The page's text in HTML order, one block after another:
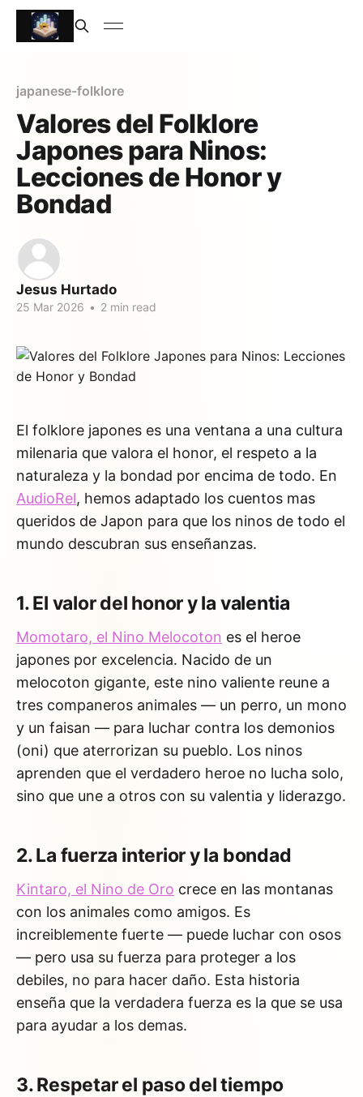
japanese-folklore
Valores del Folklore
Japones para Ninos:
Lecciones de Honor y
Bondad
Jesus Hurtado
25 Mar 2026 • 2 min read
El folklore japones es una ventana a una cultura
milenaria que valora el honor, el respeto a la
naturaleza y la bondad por encima de todo. En
AudioRel, hemos adaptado los cuentos mas
queridos de Japon para que los ninos de todo el
mundo descubran sus enseñanzas.
1. El valor del honor y la valentia
Momotaro, el Nino Melocoton es el heroe
japones por excelencia. Nacido de un
melocoton gigante, este nino valiente reune a
tres companeros animales — un perro, un mono
y un faisan — para luchar contra los demonios
(oni) que aterrorizan su pueblo. Los ninos
aprenden que el verdadero heroe no lucha solo,
sino que une a otros con su valentia y liderazgo.
2. La fuerza interior y la bondad
Kintaro, el Nino de Oro crece en las montanas
con los animales como amigos. Es
increiblemente fuerte — puede luchar con osos
— pero usa su fuerza para proteger a los
debiles, no para hacer daño. Esta historia
enseña que la verdadera fuerza es la que se usa
para ayudar a los demas.
3. Respetar el paso del tiempo